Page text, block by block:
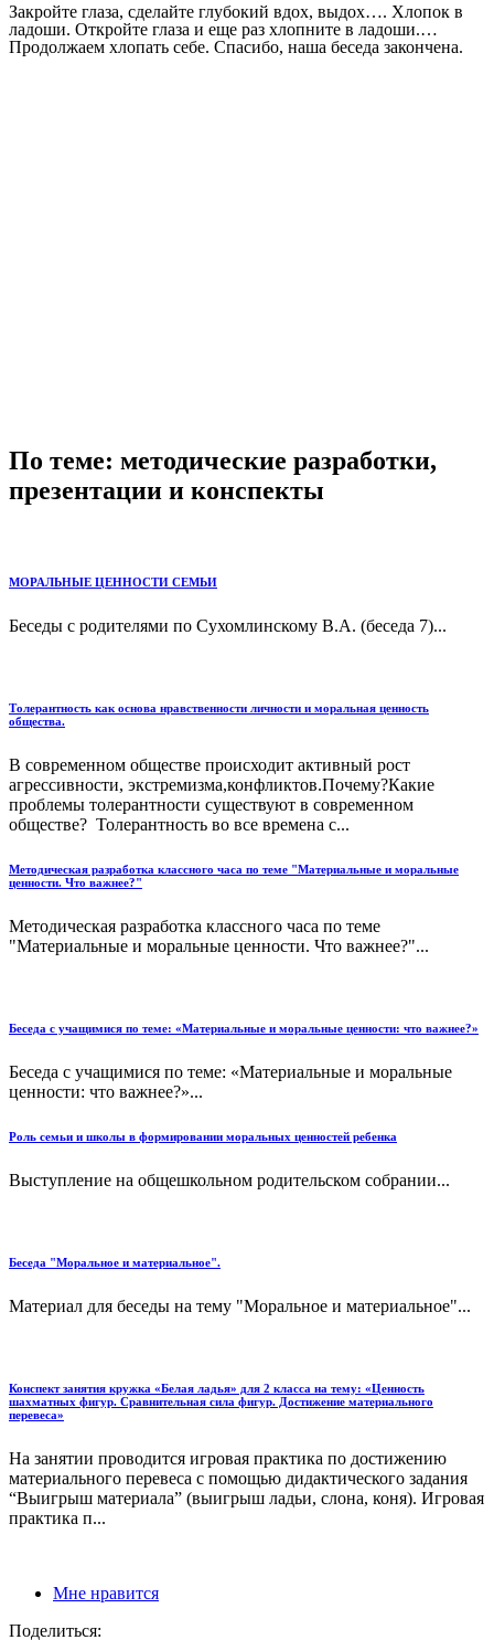
Закройте глаза, сделайте глубокий вдох, выдох…. Хлопок в
ладоши. Откройте глаза и еще раз хлопните в ладоши.…
Продолжаем хлопать себе. Спасибо, наша беседа закончена.
По теме: методические разработки,
презентации и конспекты
МОРАЛЬНЫЕ ЦЕННОСТИ СЕМЬИ
Беседы с родителями по Сухомлинскому В.А. (беседа 7)...
Толерантность как основа нравственности личности и моральная ценность
общества.
В современном обществе происходит активный рост
агрессивности, экстремизма,конфликтов.Почему?Какие
проблемы толерантности существуют в современном
обществе? Толерантность во все времена с...
Методическая разработка классного часа по теме "Материальные и моральные
ценности. Что важнее?"
Методическая разработка классного часа по теме
"Материальные и моральные ценности. Что важнее?"...
Беседа с учащимися по теме: «Материальные и моральные ценности: что важнее?»
Беседа с учащимися по теме: «Материальные и моральные
ценности: что важнее?»...
Роль семьи и школы в формировании моральных ценностей ребенка
Выступление на общешкольном родительском собрании...
Беседа "Моральное и материальное".
Материал для беседы на тему "Моральное и материальное"...
Конспект занятия кружка «Белая ладья» для 2 класса на тему: «Ценность
шахматных фигур. Сравнительная сила фигур. Достижение материального
перевеса»
На занятии проводится игровая практика по достижению
материального перевеса с помощью дидактического задания
“Выигрыш материала” (выигрыш ладьи, слона, коня). Игровая
практика п...
Мне нравится
Поделиться: